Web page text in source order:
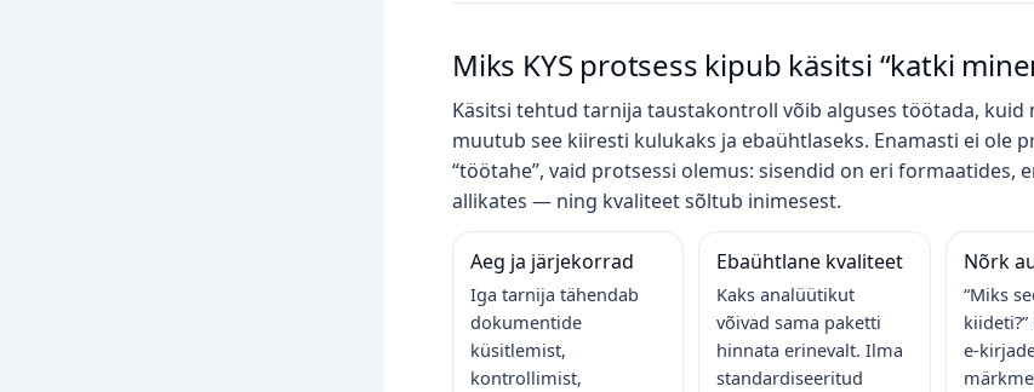
Miks KYS protsess kipub käsitsi “katki
Käsitsi tehtud tarnija taustakontroll võib alguses töötada, kuid
muutub see kiiresti kulukaks ja ebaühtlaseks. Enamasti ei ole
“töötahe”, vaid protsessi olemus: sisendid on eri formaatides,
allikates — ning kvaliteet sõltub inimesest.
Aeg ja järjekorrad
Iga tarnija tähendab
dokumentide
küsitlemist,
kontrollimist,
Ebaühtlane kvaliteet
Kaks analüütikut
võivad sama paketti
hinnata erinevalt. Ilma
standardiseeritud
Nõrk
“Miks